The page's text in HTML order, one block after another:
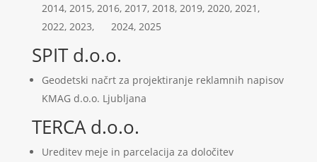
2014, 2015, 2016, 2017, 2018, 2019, 2020, 2021,
2022, 2023, 2024, 2025
SPIT d.o.o.
Geodetski načrt za projektiranje reklamnih napisov
KMAG d.o.o. Ljubljana
TERCA d.o.o.
Ureditev meje in parcelacija za določitev